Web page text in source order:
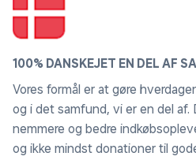
Byg-selv-legetøj til sjov Mickey
Tumlinger sender Mickey
de bygger scener fra Disney
klubhus.
100% DANSKEJET EN DEL AF
Vores formål er at gøre
og i det samfund, vi er en del af.
nemmere og bedre
og ikke mindst donationer til